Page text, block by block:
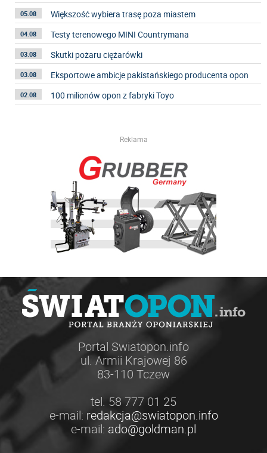
05.08 Większość wybiera trasę poza miastem
04.08 Testy terenowego MINI Countrymana
03.08 Skutki pożaru ciężarówki
03.08 Eksportowe ambicje pakistańskiego producenta opon
02.08 100 milionów opon z fabryki Toyo
Reklama
Portal Swiatopon.info
ul. Armii Krajowej 86
83-110 Tczew
tel. 58 777 01 25
e-mail: redakcja@swiatopon.info
e-mail: ado@goldman.pl